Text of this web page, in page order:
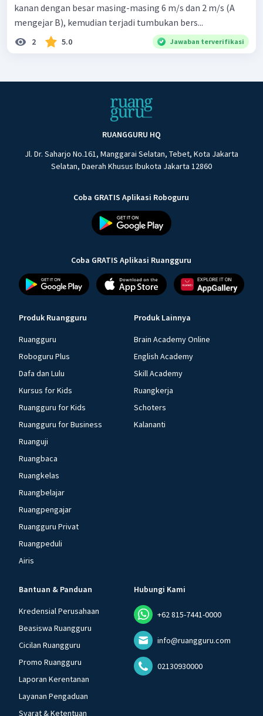
kanan dengan besar masing-masing 6 m/s dan 2 m/s (A
mengejar B), kemudian terjadi tumbukan bers...
2 5.0 Jawaban terverifikasi
RUANGGURU HQ
Jl. Dr. Saharjo No.161, Manggarai Selatan, Tebet, Kota Jakarta
Selatan, Daerah Khusus Ibukota Jakarta 12860
Coba GRATIS Aplikasi Roboguru
Coba GRATIS Aplikasi Ruangguru
Produk Ruangguru
Ruangguru
Roboguru Plus
Dafa dan Lulu
Kursus for Kids
Ruangguru for Kids
Ruangguru for Business
Ruanguji
Ruangbaca
Ruangkelas
Ruangbelajar
Ruangpengajar
Ruangguru Privat
Ruangpeduli
Airis
Produk Lainnya
Brain Academy Online
English Academy
Skill Academy
Ruangkerja
Schoters
Kalananti
Bantuan & Panduan
Kredensial Perusahaan
Beasiswa Ruangguru
Cicilan Ruangguru
Promo Ruangguru
Laporan Kerentanan
Layanan Pengaduan
Syarat & Ketentuan
Hubungi Kami
+62 815-7441-0000
info@ruangguru.com
02130930000